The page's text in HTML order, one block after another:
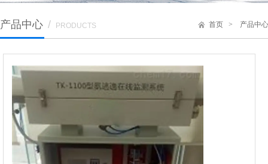
产品中心 / PRODUCTS 首页 > 产品中心